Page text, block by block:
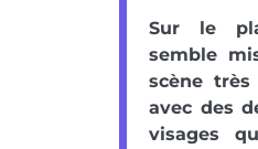
Sur le
semble
scène
avec des
visages